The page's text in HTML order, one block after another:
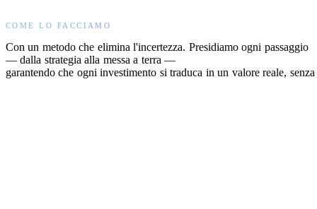
COME LO FACCIAMO
Con un metodo che elimina l'incertezza. Presidiamo ogni passaggio
— dalla strategia alla messa a terra —
garantendo che ogni investimento si traduca in un valore reale, senza